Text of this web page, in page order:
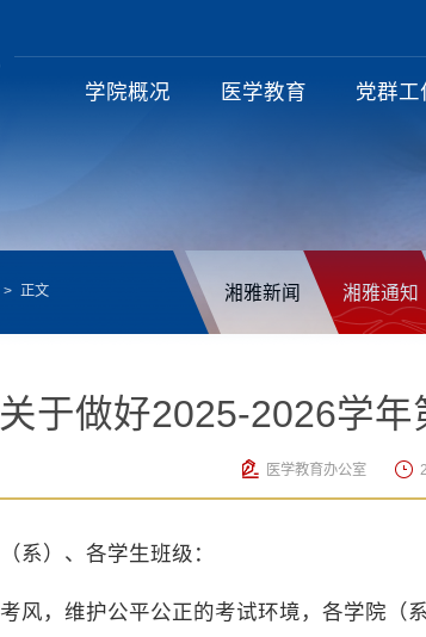
学院概况 医学教育 党群工
> 正文 湘雅新闻 湘雅通知
关于做好2025-2026学
医学教育办公室
系）、各学生班级：
风，维护公平公正的考试环境，各学院（